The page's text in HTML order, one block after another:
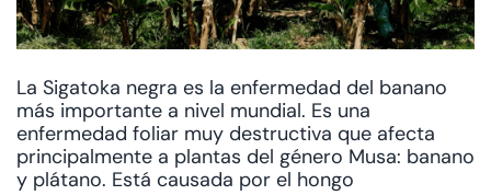
La Sigatoka negra es la enfermedad del banano
más importante a nivel mundial. Es una
enfermedad foliar muy destructiva que afecta
principalmente a plantas del género Musa: banano
y plátano. Está causada por el hongo